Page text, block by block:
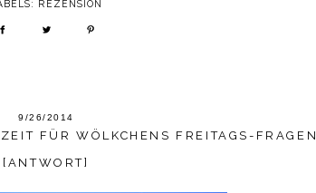
REZENSION
9/26/2014
FÜR WÖLKCHENS FREITAGS-FRAGEN
[ANTWORT]